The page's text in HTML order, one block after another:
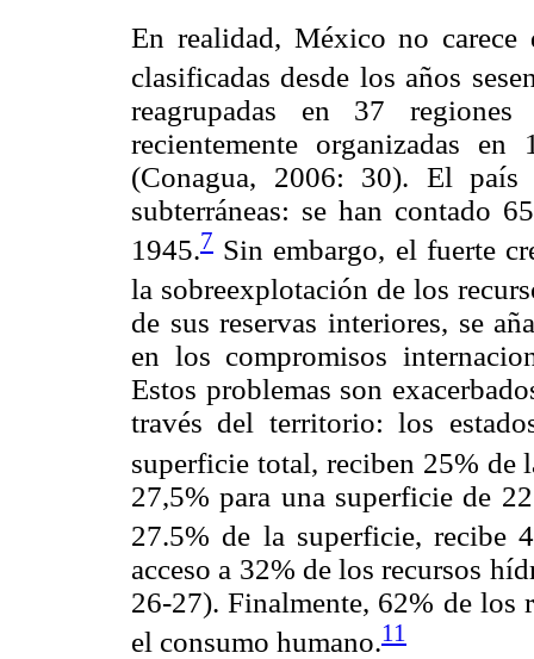
En realidad, México no carece
clasificadas desde los años
reagrupadas en 37
recientemente organizadas en
(Conagua, 2006: 30). El país
subterráneas: se han contado
1945.7 Sin embargo, el fuerte
la sobreexplotación de los
de sus reservas interiores, se
en los compromisos
Estos problemas son
través del territorio: los
superficie total, reciben 25% de
27,5% para una superficie de
27.5% de la superficie, recibe
acceso a 32% de los recursos
26-27). Finalmente, 62% de los
el consumo humano.11